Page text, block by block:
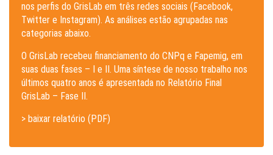
nos perfis do GrisLab em três redes sociais (Facebook,
Twitter e Instagram). As análises estão agrupadas nas
categorias abaixo.
O GrisLab recebeu financiamento do CNPq e Fapemig, em
suas duas fases – I e II. Uma síntese de nosso trabalho nos
últimos quatro anos é apresentada no Relatório Final
GrisLab – Fase II.
> baixar relatório (PDF)